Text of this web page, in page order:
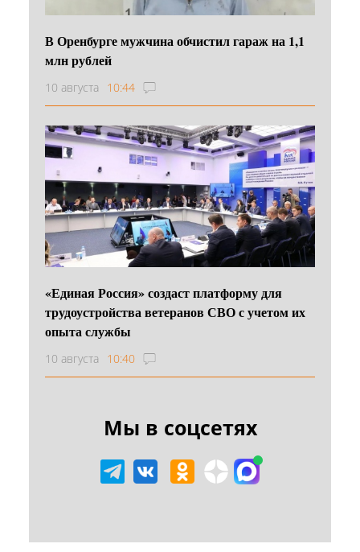
В Оренбурге мужчина обчистил гараж на 1,1
млн рублей
10 августа 10:44
«Единая Россия» создаст платформу для
трудоустройства ветеранов СВО с учетом их
опыта службы
10 августа 10:40
Мы в соцсетях